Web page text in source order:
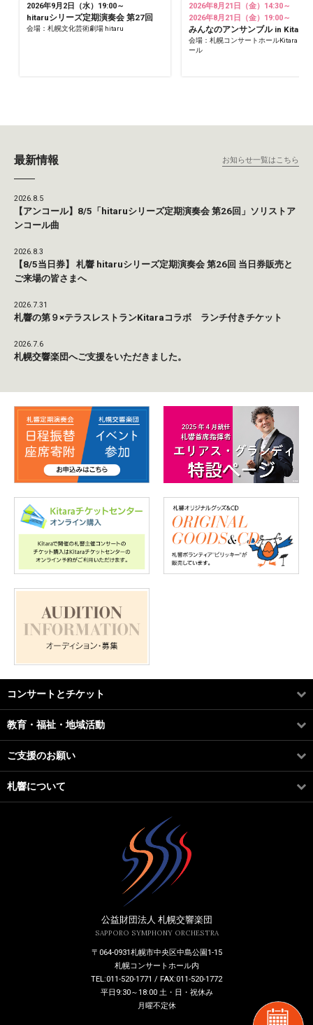
2026年9月2日（水）19:00～
hitaruシリーズ定期演奏会 第27回
会場：札幌文化芸術劇場 hitaru
2026年8月21日（金）14:30～
2026年8月21日（金）19:00～
みんなのアンサンブル in Kitara
会場：札幌コンサートホールKitara 小
ール
最新情報 お知らせ一覧はこちら
2026.8.5
【アンコール】8/5「hitaruシリーズ定期演奏会 第26回」ソリストア
ンコール曲
2026.8.3
【8/5当日券】 札響 hitaruシリーズ定期演奏会 第26回 当日券販売と
ご来場の皆さまへ
2026.7.31
札響の第９×テラスレストランKitaraコラボ ランチ付きチケット
2026.7.6
札幌交響楽団へご支援をいただきました。
コンサートとチケット
教育・福祉・地域活動
ご支援のお願い
札響について
公益財団法人 札幌交響楽団
SAPPORO SYMPHONY ORCHESTRA
〒064-0931札幌市中央区中島公園1-15
札幌コンサートホール内
TEL:011-520-1771 / FAX:011-520-1772
平日9:30～18:00 土・日・祝休み
月曜不定休